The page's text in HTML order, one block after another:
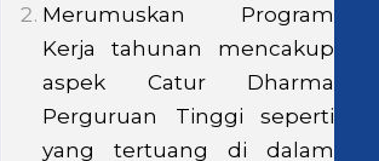
Merumuskan Program
Kerja tahunan mencakup
aspek Catur Dharma
Perguruan Tinggi seperti
yang tertuang di dalam